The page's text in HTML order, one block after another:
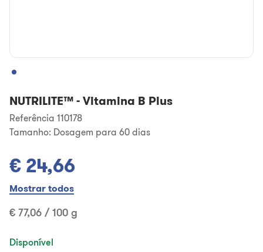
NUTRILITE™-Vitamina B Plus
Referência 110178
Tamanho: Dosagem para 60 dias
€ 24,66
Mostrar todos
€ 77,06 / 100 g
Disponível